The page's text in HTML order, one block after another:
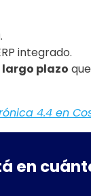
integrado.
plazo
4.4 en
en